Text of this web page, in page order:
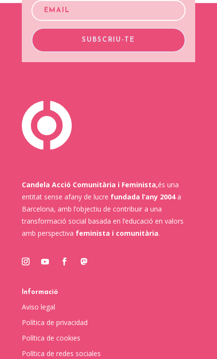
SUBSCRIU-TE
Candela Acció Comunitària i Feminista,és una
entitat sense afany de lucre fundada l’any 2004a
Barcelona, amb l’objectiu de contribuir a una
transformació social basada en l’educació en valors
amb perspectiva feminista i comunitària.
Informació
Aviso legal
Política de privacidad
Política de cookies
Política de redes sociales